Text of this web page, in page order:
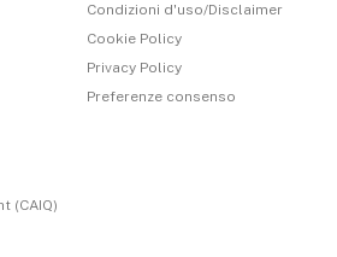
Condizioni d'uso/Disclaimer
Cookie Policy
Privacy Policy
Preferenze consenso
(CAIQ)